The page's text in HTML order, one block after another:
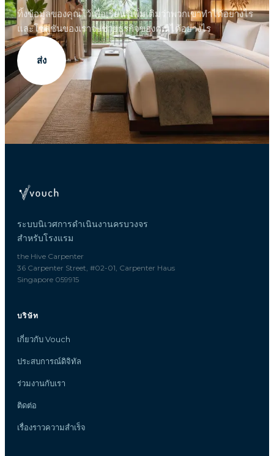
ทิ้งข้อมูลของคุณไว้เพื่อเรียนรู้เพิ่มเติมว่าพวกเขาทำได้อย่างไร
และโซลูชันของเราจะช่วยธุรกิจของคุณได้อย่างไร
ส่ง
ระบบนิเวศการดำเนินงานครบวงจร
สำหรับโรงแรม
the Hive Carpenter
36 Carpenter Street, #02-01, Carpenter Haus
Singapore 059915
บริษัท
เกี่ยวกับ Vouch
ประสบการณ์ดิจิทัล
ร่วมงานกับเรา
ติดต่อ
เรื่องราวความสำเร็จ